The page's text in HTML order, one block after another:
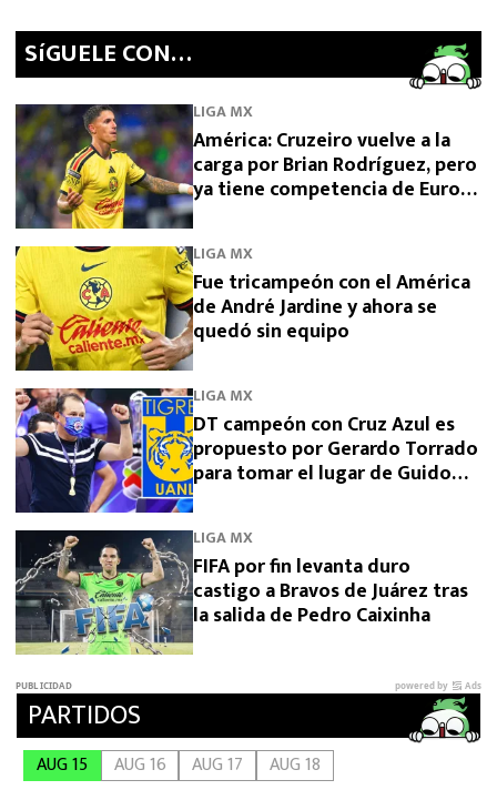
SíGUELE CON…
LIGA MX
América: Cruzeiro vuelve a la
carga por Brian Rodríguez, pero
ya tiene competencia de Europa
LIGA MX
Fue tricampeón con el América
de André Jardine y ahora se
quedó sin equipo
LIGA MX
DT campeón con Cruz Azul es
propuesto por Gerardo Torrado
para tomar el lugar de Guido
LIGA MX
FIFA por fin levanta duro
castigo a Bravos de Juárez tras
la salida de Pedro Caixinha